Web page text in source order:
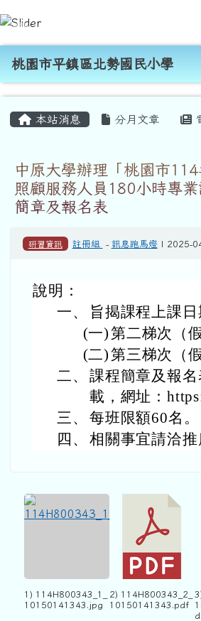
跳至主內容區
桃園市平鎮區北勢國
導覽列
桃園市平鎮區北勢國民小學
本站消息 分月文章
中原大學辦理「桃園市
照顧服務人員180小時專
簡章及報名表
研習資訊 註冊組 - 訊息跑馬燈| 2025-
說明：
一、
旨揭課程上課日
(一)第二梯次（
(二)第三梯次（
二、 課程簡章及報
載，網址：
三、 每班限額60名。
四、 相關事宜請洽
1) 114H800343_1_
10150141343.jpg
2) 114H800343_2_
10150141343.pdf